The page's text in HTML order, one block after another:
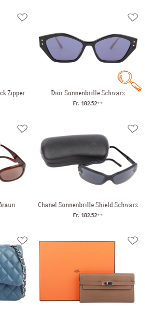
Zipper Dior Sonnenbrille Schwarz
Fr. 182.52**
Chanel Sonnenbrille Shield Schwarz
Fr. 182.52**